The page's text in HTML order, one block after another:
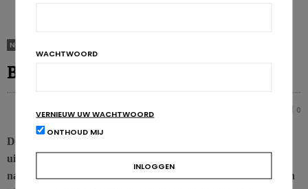
NON CLASSIFIÉ(E)
Boodschap van de VBVD
0
De FOD Volksgezondheid is op dit moment bezig met het
uitwerken van een erkenningsprocedure voor diëtisten, in
nauwe samenwerking met de UPDLF en de VBVD. We geven
WACHTWOORD
VERNIEUW UW WACHTWOORD
ONTHOUD MIJ